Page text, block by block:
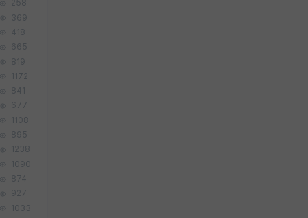
258
369
418
665
819
1172
841
677
1108
895
1238
1090
874
927
1033